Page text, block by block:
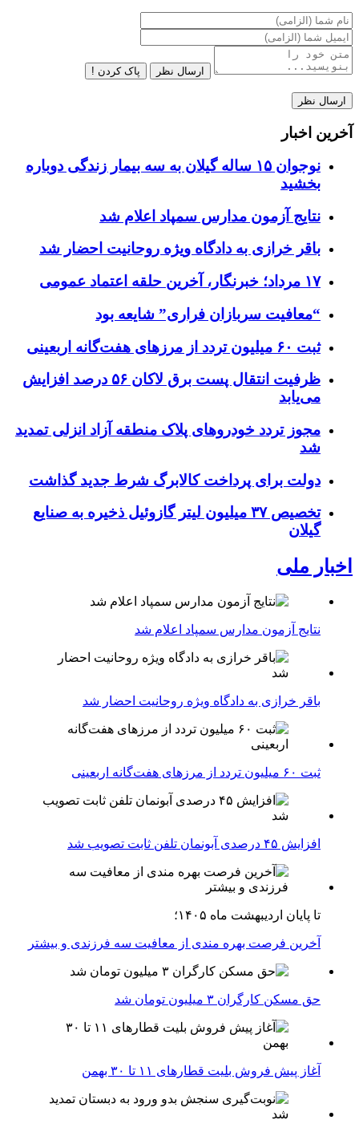
ارسال نظر پاک کردن !
آخرین اخبار
نوجوان ۱۵ ساله گیلان به سه بیمار زندگی دوباره
بخشید
نتایج آزمون مدارس سمپاد اعلام شد
باقر خرازی به دادگاه ویژه روحانیت احضار شد
۱۷ مرداد؛ خبرنگار، آخرین حلقه اعتماد عمومی
“معافیت سربازان فراری” شایعه بود
ثبت ۶۰ میلیون تردد از مرزهای هفت‌گانه اربعینی
ظرفیت انتقال پست برق لاکان ۵۶ درصد افزایش
می‌یابد
مجوز تردد خودروهای پلاک منطقه آزاد انزلی تمدید
شد
دولت برای پرداخت کالابرگ شرط جدید گذاشت
تخصیص ۳۷ میلیون لیتر گازوئیل ذخیره به صنایع
گیلان
اخبار ملی
نتایج آزمون مدارس سمپاد اعلام شد
باقر خرازی به دادگاه ویژه روحانیت احضار شد
ثبت ۶۰ میلیون تردد از مرزهای هفت‌گانه اربعینی
افزایش ۴۵ درصدی آبونمان تلفن ثابت تصویب شد
تا پایان اردیبهشت ماه ۱۴۰۵؛
آخرین فرصت بهره مندی از معافیت سه فرزندی و بیشتر
حق مسکن کارگران ۳ میلیون تومان شد
آغاز پیش فروش بلیت‌ قطارهای ۱۱ تا ۳۰ بهمن